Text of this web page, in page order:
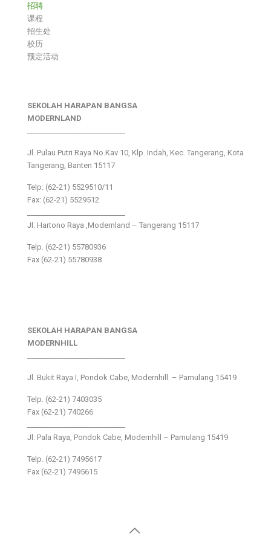
招聘
课程
招生处
校历
预定活动
SEKOLAH HARAPAN BANGSA
MODERNLAND
Jl. Pulau Putri Raya No.Kav 10, Klp. Indah, Kec. Tangerang, Kota
Tangerang, Banten 15117
Telp: (62-21) 5529510/11
Fax: (62-21) 5529512
Jl. Hartono Raya ,Modernland – Tangerang 15117
Telp. (62-21) 55780936
Fax (62-21) 55780938
SEKOLAH HARAPAN BANGSA
MODERNHILL
Jl. Bukit Raya I, Pondok Cabe, Modernhill – Pamulang 15419
Telp. (62-21) 7403035
Fax (62-21) 740266
Jl. Pala Raya, Pondok Cabe, Modernhill – Pamulang 15419
Telp. (62-21) 7495617
Fax (62-21) 7495615